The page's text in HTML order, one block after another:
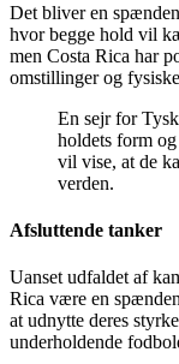
Det bliver en
hvor begge hold vil
men Costa Rica har
omstillinger og
En sejr for
holdets form
vil vise, at de
verden.
Afsluttende tanker
Uanset udfaldet af
Rica være en
at udnytte deres
underholdende